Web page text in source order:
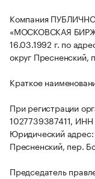
Компания
«МОСКОВСКАЯ
16.03.1992 г. по
округ Пресненский,
Краткое
При регистрации
1027739387411,
Юридический адрес:
Пресненский, пер.
Председатель